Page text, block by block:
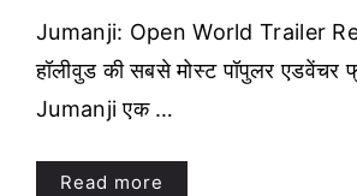
Jumanji: Open World Trailer
हॉलीवुड की सबसे मोस्ट पॉपुलर एडवेंचर
Jumanji एक …
Read more